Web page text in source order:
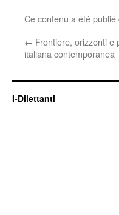
Ce contenu a été publié
← Frontiere, orizzonti e
italiana contemporanea
I-Dilettanti